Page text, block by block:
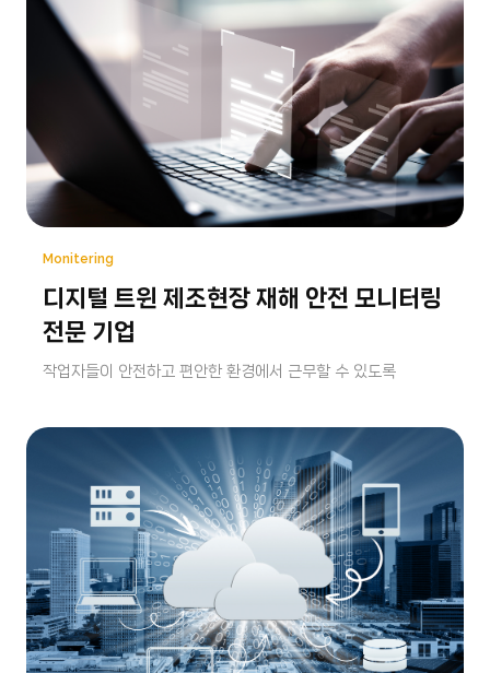
Monitering
디지털 트윈 제조현장 재해 안전 모니터링
전문 기업
작업자들이 안전하고 편안한 환경에서 근무할 수 있도록